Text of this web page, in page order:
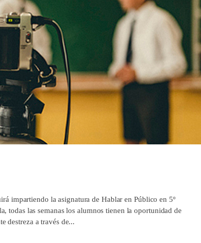
impartiendo la asignatura de Hablar en Público en 5º
todas las semanas los alumnos tienen la oportunidad de
destreza a través de...